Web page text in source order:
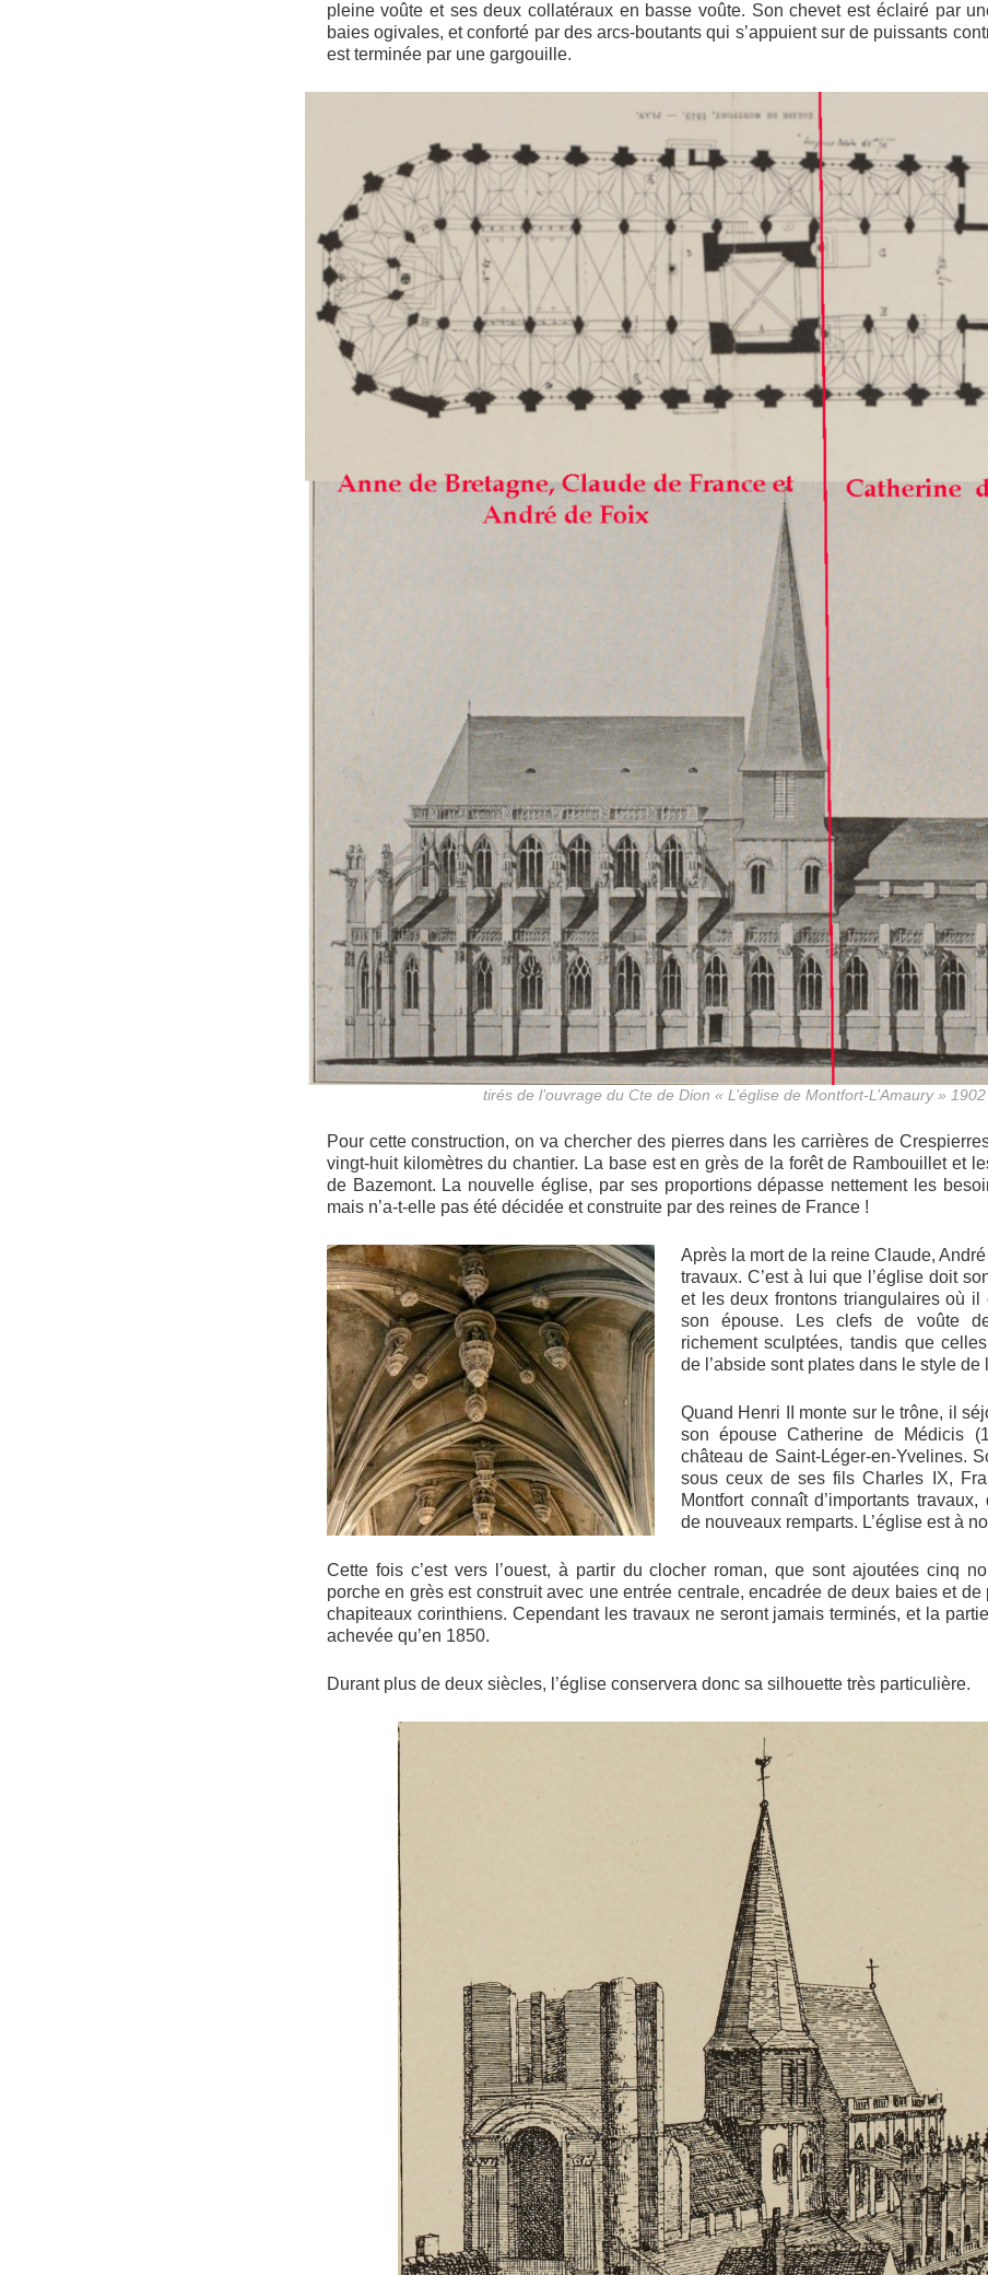
pleine voûte et ses deux collatéraux en basse voûte. Son chevet est éclairé par
baies ogivales, et conforté par des arcs-boutants qui s’appuient sur de puissants
est terminée par une gargouille.
tirés de l’ouvrage du Cte de Dion « L’église de Montfort-L’Amaury » 1902
Pour cette construction, on va chercher des pierres dans les carrières de
vingt-huit kilomètres du chantier. La base est en grès de la forêt de Rambouillet et
de Bazemont. La nouvelle église, par ses proportions dépasse nettement les
mais n’a-t-elle pas été décidée et construite par des reines de France !
Après la mort de la reine Claude,
travaux. C’est à lui que l’église doit
et les deux frontons triangulaires où il
son épouse. Les clefs de voûte
richement sculptées, tandis que
de l’abside sont plates dans le style de
Quand Henri II monte sur le trône, il
son épouse Catherine de Médicis
château de Saint-Léger-en-Yvelines.
sous ceux de ses fils Charles IX,
Montfort connaît d’importants
de nouveaux remparts. L’église est à
Cette fois c’est vers l’ouest, à partir du clocher roman, que sont ajoutées cinq
porche en grès est construit avec une entrée centrale, encadrée de deux baies et
chapiteaux corinthiens. Cependant les travaux ne seront jamais terminés, et la
achevée qu’en 1850.
Durant plus de deux siècles, l’église conservera donc sa silhouette très particulière.